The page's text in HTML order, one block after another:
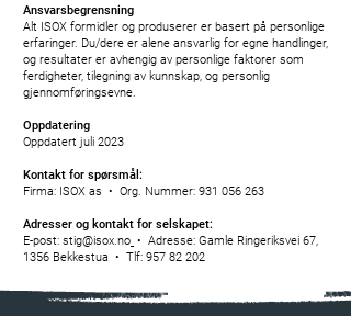
Ansvarsbegrensning
Alt ISOX formidler og produserer er basert på personlige
erfaringer. Du/dere er alene ansvarlig for egne handlinger,
og resultater er avhengig av personlige faktorer som
ferdigheter, tilegning av kunnskap, og personlig
gjennomføringsevne.
Oppdatering
Oppdatert juli 2023
Kontakt for spørsmål:
Firma: ISOX as • Org. Nummer: 931 056 263
Adresser og kontakt for selskapet:
E-post: stig@isox.no • Adresse: Gamle Ringeriksvei 67,
1356 Bekkestua • Tlf: 957 82 202